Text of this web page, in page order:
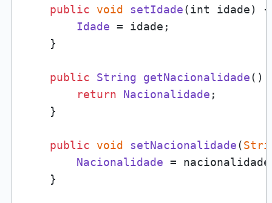
public void setIdade(int idade) {
Idade = idade;
    }
public String getNacionalidade( )
return
Nacionalidade ;
    }
public void setNacionalidade(
Nacionalidade =
    }